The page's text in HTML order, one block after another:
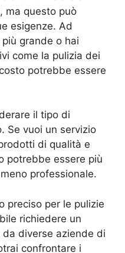
ma questo può
esigenze. Ad
grande o hai
come la pulizia dei
potrebbe essere
il tipo di
Se vuoi un servizio
di qualità e
potrebbe essere più
professionale.
preciso per le pulizie
richiedere un
diverse aziende di
confrontare i